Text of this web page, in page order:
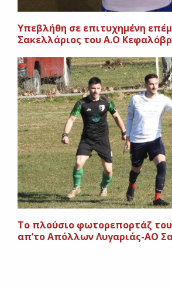
Υπεβλήθη σε επιτυχημένη
Σακελλάριος του Α.Ο
To πλούσιο φωτορεπορτάζ
απ’το Απόλλων Λυγαριάς-ΑΟ